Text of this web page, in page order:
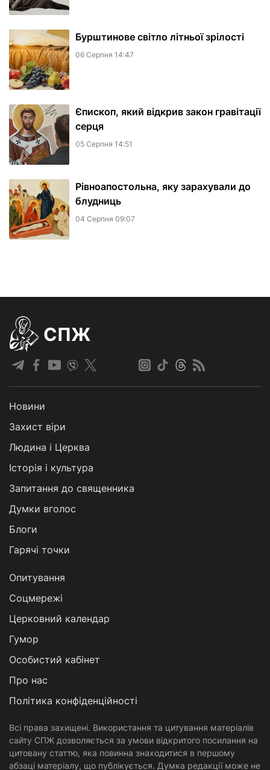
Бурштинове світло літньої зрілості
06 Серпня 14:47
Єпископ, який відкрив закон гравітації
серця
05 Серпня 14:51
Рівноапостольна, яку зарахували до
блудниць
04 Серпня 09:07
СПЖ
Новини
Захист віри
Людина і Церква
Історія і культура
Запитання до священника
Думки вголос
Блоги
Гарячі точки
Опитування
Соцмережі
Церковний календар
Гумор
Особистий кабінет
Про нас
Політика конфіденційності
Всі права захищені. Використання та цитування матеріалів
сайту СПЖ дозволяється за умови відкритого посилання на
цитовану статтю, яка повинна знаходитися в першому
абзаці матеріалу, що публікується. Думка редакції може не